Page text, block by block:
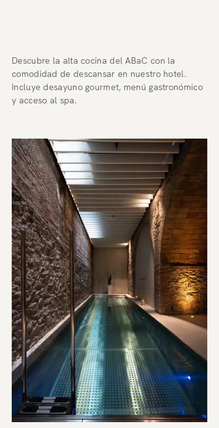
Descubre la alta cocina del ABaC con la
comodidad de descansar en nuestro hotel.
Incluye desayuno gourmet, menú gastronómico
y acceso al spa.